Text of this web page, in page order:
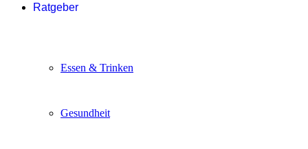
Ratgeber
Essen & Trinken
Gesundheit